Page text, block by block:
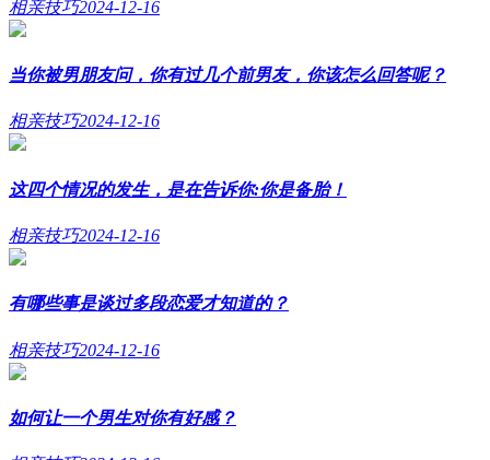
相亲技巧2024-12-16
当你被男朋友问，你有过几个前男友，你该怎么回答呢？
相亲技巧2024-12-16
这四个情况的发生，是在告诉你:你是备胎！
相亲技巧2024-12-16
有哪些事是谈过多段恋爱才知道的？
相亲技巧2024-12-16
如何让一个男生对你有好感？